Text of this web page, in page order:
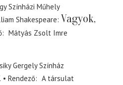
Színházi Műhely
Shakespeare Vagyok,
Mátyás Zsolt Imre
Gergely Színház
Rendező
A társulat